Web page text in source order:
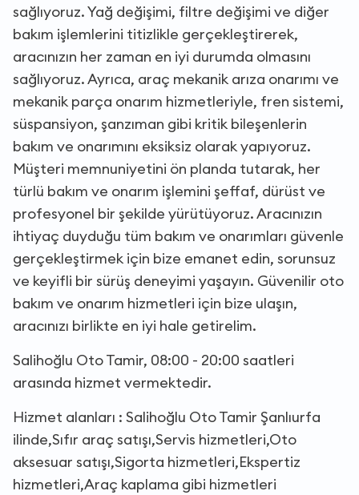
sağlıyoruz. Yağ değişimi, filtre değişimi ve diğer
bakım işlemlerini titizlikle gerçekleştirerek,
aracınızın her zaman en iyi durumda olmasını
sağlıyoruz. Ayrıca, araç mekanik arıza onarımı ve
mekanik parça onarım hizmetleriyle, fren sistemi,
süspansiyon, şanzıman gibi kritik bileşenlerin
bakım ve onarımını eksiksiz olarak yapıyoruz.
Müşteri memnuniyetini ön planda tutarak, her
türlü bakım ve onarım işlemini şeffaf, dürüst ve
profesyonel bir şekilde yürütüyoruz. Aracınızın
ihtiyaç duyduğu tüm bakım ve onarımları güvenle
gerçekleştirmek için bize emanet edin, sorunsuz
ve keyifli bir sürüş deneyimi yaşayın. Güvenilir oto
bakım ve onarım hizmetleri için bize ulaşın,
aracınızı birlikte en iyi hale getirelim.
Salihoğlu Oto Tamir, 08:00 - 20:00 saatleri
arasında hizmet vermektedir.
Hizmet alanları : Salihoğlu Oto Tamir Şanlıurfa
ilinde,Sıfır araç satışı,Servis hizmetleri,Oto
aksesuar satışı,Sigorta hizmetleri,Ekspertiz
hizmetleri,Araç kaplama gibi hizmetleri